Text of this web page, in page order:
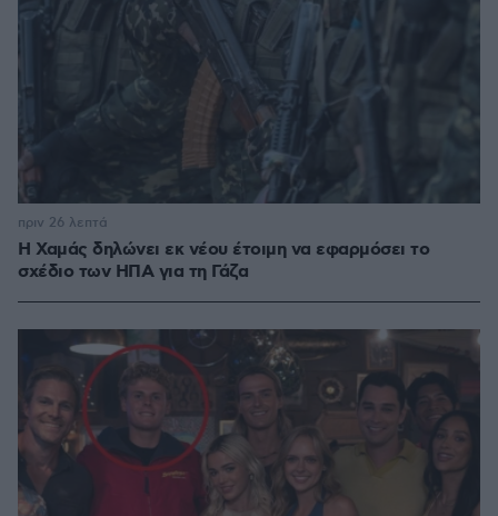
Η Χαμάς δηλώνει εκ νέου έτοιμη να εφαρμόσει το
σχέδιο των ΗΠΑ για τη Γάζα
πριν 26 λεπτά